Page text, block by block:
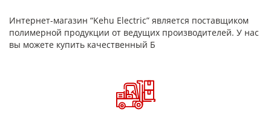
Интернет-магазин “Kehu Electric” является поставщиком
полимерной продукции от ведущих производителей. У нас
вы можете купить качественный Б